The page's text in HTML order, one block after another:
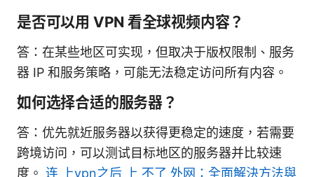
是否可以用 VPN 看全球视频内容？
答：在某些地区可实现，但取决于版权限制、服务
器 IP 和服务策略，可能无法稳定访问所有内容。
如何选择合适的服务器？
答：优先就近服务器以获得更稳定的速度，若需要
跨境访问，可以测试目标地区的服务器并比较速
度。 连 上vpn之后 上 不了 外网：全面解決方法與